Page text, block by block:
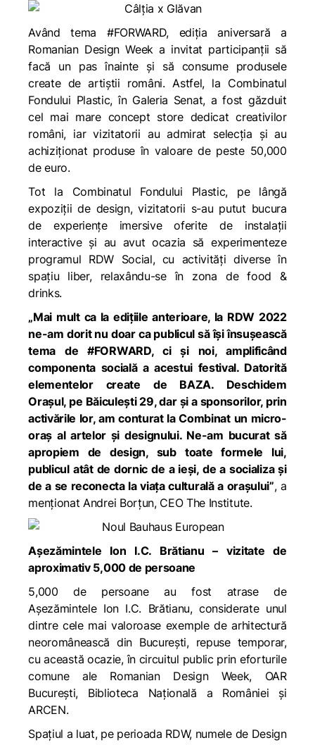
Având tema #FORWARD, ediția aniversară a
Romanian Design Week a invitat participanții să
facă un pas înainte și să consume produsele
create de artiștii români. Astfel, la Combinatul
Fondului Plastic, în Galeria Senat, a fost găzduit
cel mai mare concept store dedicat creativilor
români, iar vizitatorii au admirat selecția și au
achiziționat produse în valoare de peste 50,000
de euro.
Tot la Combinatul Fondului Plastic, pe lângă
expoziții de design, vizitatorii s-au putut bucura
de experiențe imersive oferite de instalații
interactive și au avut ocazia să experimenteze
programul RDW Social, cu activități diverse în
spațiu liber, relaxându-se în zona de food &
drinks.
„Mai mult ca la edițiile anterioare, la RDW 2022
ne-am dorit nu doar ca publicul să își însușească
tema de #FORWARD, ci și noi, amplificând
componenta socială a acestui festival. Datorită
elementelor create de BAZA. Deschidem
Orașul, pe Băiculești 29, dar și a sponsorilor, prin
activările lor, am conturat la Combinat un micro-
oraș al artelor și designului. Ne-am bucurat să
apropiem de design, sub toate formele lui,
publicul atât de dornic de a ieși, de a socializa și
de a se reconecta la viața culturală a orașului”, a
menționat Andrei Borțun, CEO The Institute.
Așezămintele Ion I.C. Brătianu – vizitate de
aproximativ 5,000 de persoane
5,000 de persoane au fost atrase de
Așezămintele Ion I.C. Brătianu, considerate unul
dintre cele mai valoroase exemple de arhitectură
neoromânească din București, repuse temporar,
cu această ocazie, în circuitul public prin eforturile
comune ale Romanian Design Week, OAR
București, Biblioteca Națională a României și
ARCEN.
Spațiul a luat, pe perioada RDW, numele de Design